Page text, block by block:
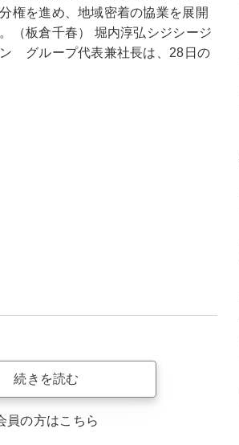
権を進め、地域密着の協業を展開
（板倉千春） 堀内淳弘シジシージ
グループ代表兼社長は、28日の
続きを読む
員の方はこちら